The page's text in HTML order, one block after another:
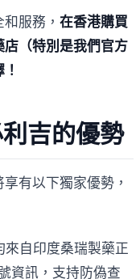
服務， 在香港購買
（特別是我們官方
吉的優勢
有以下獨家優勢，
來自印度桑瑞製藥正
資訊，支持防偽查